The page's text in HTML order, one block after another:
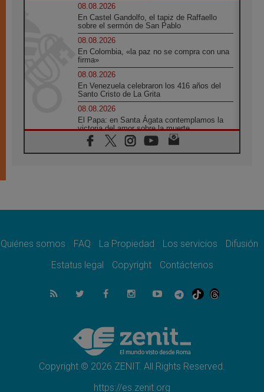
08.08.2026
En Castel Gandolfo, el tapiz de Raffaello
sobre el sermón de San Pablo
08.08.2026
En Colombia, «la paz no se compra con una
firma»
08.08.2026
En Venezuela celebraron los 416 años del
Santo Cristo de La Grita
08.08.2026
El Papa: en Santa Ágata contemplamos la
victoria del amor sobre la muerte
08.08.2026
León XIV visitará el Santuario de la Madre
07.08.2026
07.08.2026
el compromiso del cristiano"
La matanza de niños en Gaza no cesa: 300
muertos en 300 días
Tagle: La guerra desfigura el mundo, solo la
revelación de Dios lo transfigura
Quiénes somos FAQ La Propiedad Los servicios
Difusión
Estatus legal
Copyright Contáctenos
Copyright © 2026 ZENIT. All Rights Reserved.
https://es.zenit.org